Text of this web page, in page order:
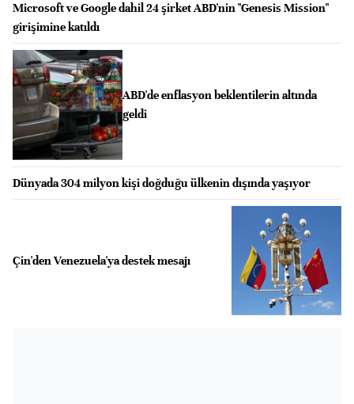
Microsoft ve Google dahil 24 şirket ABD'nin "Genesis Mission"
girişimine katıldı
ABD'de enflasyon beklentilerin altında
geldi
Dünyada 304 milyon kişi doğduğu ülkenin dışında yaşıyor
Çin'den Venezuela'ya destek mesajı